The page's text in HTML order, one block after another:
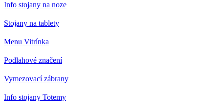
Info stojany na noze
Stojany na tablety
Menu Vitrínka
Podlahové značení
Vymezovací zábrany
Info stojany Totemy